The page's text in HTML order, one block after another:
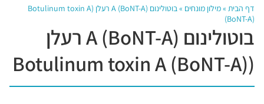
דף הבית »מילון מונחים »
בוטולינום A (BoNT-A) רעלן (Botulinum toxin A
(BoNT-A)
בוטולינום A (BoNT-A) רעלן
(Botulinum toxin A (BoNT-A)